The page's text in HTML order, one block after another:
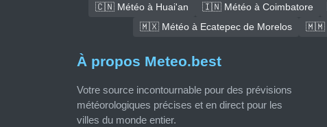
🇨🇳 Météo à Huai'an 🇮🇳 Météo à Coimbatore
🇲🇽 Météo à Ecatepec de Morelos
🇲🇲
À propos Meteo.best
Votre source incontournable pour des prévisions
météorologiques précises et en direct pour les
villes du monde entier.